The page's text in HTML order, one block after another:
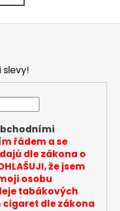
slevy!
řádem a se
dle zákona o
že jsem
osobu
tabákových
dle zákona